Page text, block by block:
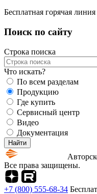
Бесплатная горячая линия
Поиск по сайту
Строка поиска
Что искать?
По всем разделам
Продукцию
Где купить
Сервисный центр
Видео
Документация
Все права защищены.
+7 (800) 555-68-34